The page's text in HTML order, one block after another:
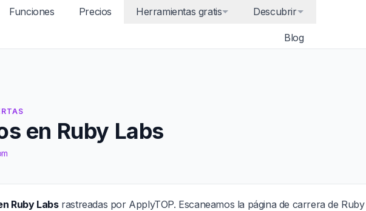
Funciones Precios Herramientas gratis Descubrir
Blog
en Ruby Labs
Ruby Labsrastreadas por ApplyTOP. Escaneamos la página de carrera de Ruby